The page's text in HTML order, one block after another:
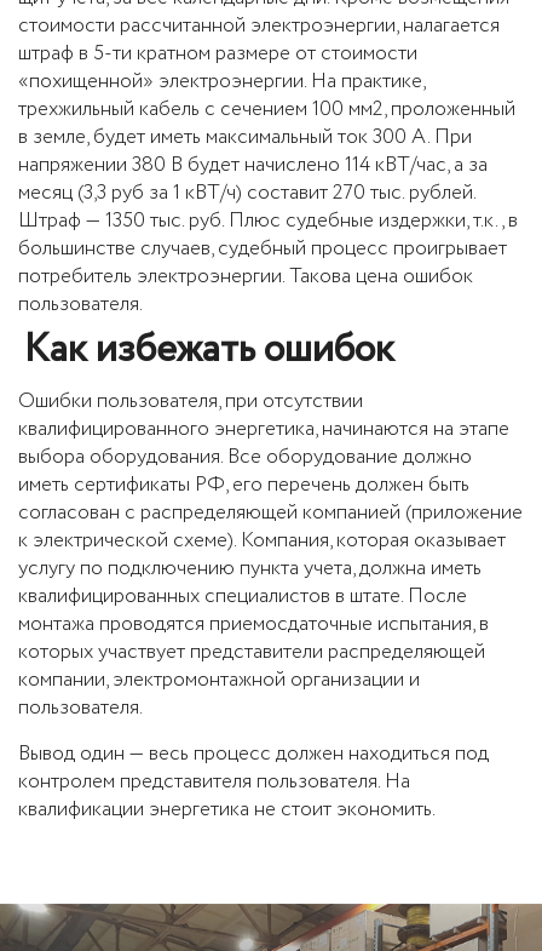
стоимости рассчитанной электроэнергии, налагается
штраф в 5-ти кратном размере от стоимости
«похищенной» электроэнергии. На практике,
трехжильный кабель с сечением 100 мм2, проложенный
в земле, будет иметь максимальный ток 300 А. При
напряжении 380 В будет начислено 114 кВТ/час, а за
месяц (3,3 руб за 1 кВТ/ч) составит 270 тыс. рублей.
Штраф — 1350 тыс. руб. Плюс судебные издержки, т.к., в
большинстве случаев, судебный процесс проигрывает
потребитель электроэнергии. Такова цена ошибок
пользователя.
Как избежать ошибок
Ошибки пользователя, при отсутствии
квалифицированного энергетика, начинаются на этапе
выбора оборудования. Все оборудование должно
иметь сертификаты РФ, его перечень должен быть
согласован с распределяющей компанией (приложение
к электрической схеме). Компания, которая оказывает
услугу по подключению пункта учета, должна иметь
квалифицированных специалистов в штате. После
монтажа проводятся приемосдаточные испытания, в
которых участвует представители распределяющей
компании, электромонтажной организации и
пользователя.
Вывод один — весь процесс должен находиться под
контролем представителя пользователя. На
квалификации энергетика не стоит экономить.